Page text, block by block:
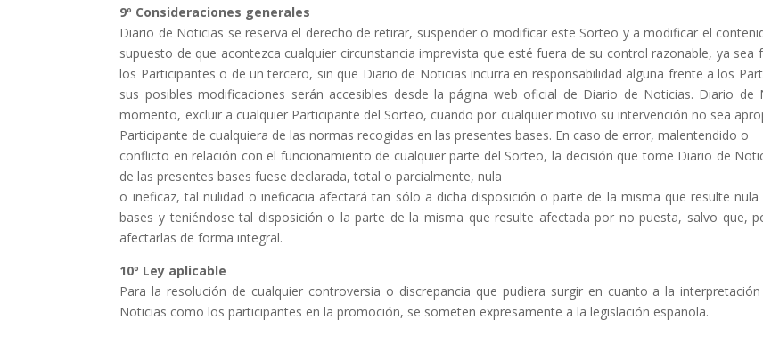
9º Consideraciones generales
Diario de Noticias se reserva el derecho de retirar, suspender o modificar este Sorteo y a modificar el
supuesto de que acontezca cualquier circunstancia imprevista que esté fuera de su controlrazonable, ya sea
los Participantes o de un tercero, sin que Diario de Noticias incurra en responsabilidad alguna frente a los
sus posiblesmodificaciones serán accesibles desde la página web oficial de Diario de Noticias. Diario de
momento, excluir a cualquier Participante del Sorteo, cuando por cualquier motivo su intervención no sea
Participante de cualquiera de las normas recogidas en las presentes bases. En caso de error, malentendido o
conflicto en relación con el funcionamiento de cualquier parte del Sorteo, la decisión que tome Diario de
de las presentes bases fuese declarada, total o parcialmente, nula
o ineficaz, tal nulidad o ineficacia afectará tan sólo a dicha disposición o parte de la misma que resulte
bases yteniéndose tal disposición o la parte de la misma que resulte afectada por no puesta, salvo que,
afectarlas de formaintegral.
10º Ley aplicable
Para la resolución de cualquier controversia o discrepancia que pudiera surgir en cuanto a la
Noticias como losparticipantes en la promoción, se someten expresamente a la legislación española.